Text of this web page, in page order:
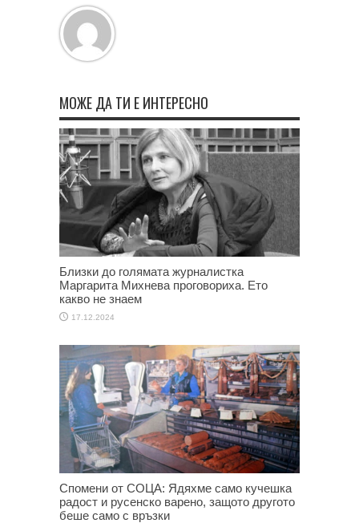
МОЖЕ ДА ТИ Е ИНТЕРЕСНО
Близки до голямата журналистка
Маргарита Михнева проговориха. Ето
какво не знаем
17.12.2024
Спомени от СОЦА: Ядяхме само кучешка
радост и русенско варено, защото другото
беше само с връзки